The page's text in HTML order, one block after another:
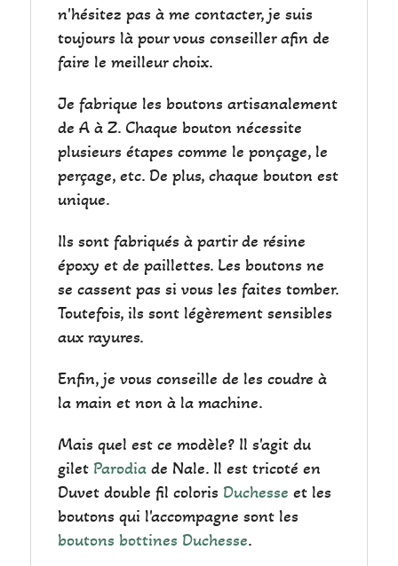
n'hésitez pas à me contacter, je suis
toujours là pour vous conseiller afin de
faire le meilleur choix.
Je fabrique les boutons artisanalement
de A à Z. Chaque bouton nécessite
plusieurs étapes comme le ponçage, le
perçage, etc. De plus, chaque bouton est
unique.
Ils sont fabriqués à partir de résine
époxy et de paillettes. Les boutons ne
se cassent pas si vous les faites tomber.
Toutefois, ils sont légèrement sensibles
aux rayures.
Enfin, je vous conseille de les coudre à
la main et non à la machine.
Mais quel est ce modèle? Il s'agit du
gilet Parodiade Nale. Il est tricoté en
Duvet double fil coloris Duchesse et les
boutons qui l'accompagne sont les
boutons bottines Duchesse.